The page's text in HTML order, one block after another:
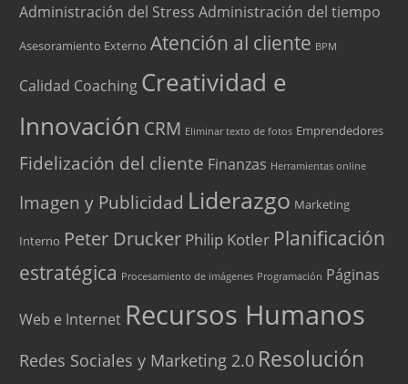
Administración del Stress Administración del tiempo
Asesoramiento Externo Atención al cliente BPM
Calidad Coaching Creatividad e
Innovación CRM Eliminar texto de fotos Emprendedores
Fidelización del cliente Finanzas Herramientas online
Imagen y Publicidad Liderazgo Marketing
Interno Peter Drucker Philip Kotler Planificación
estratégica Procesamiento de imágenes Programación Páginas
Web e Internet Recursos Humanos
Redes Sociales y Marketing 2.0 Resolución